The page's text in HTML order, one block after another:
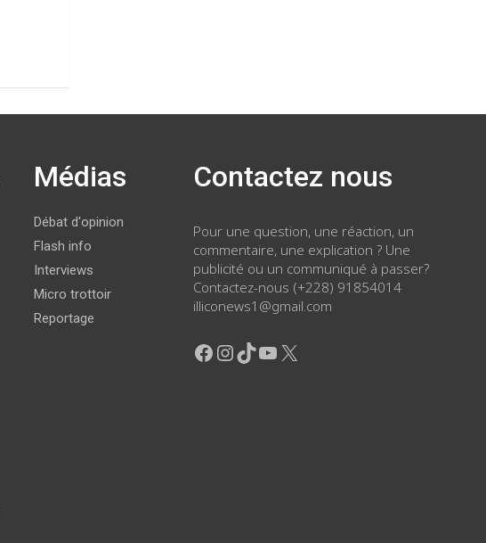
Médias
Débat d'opinion
Flash info
Interviews
Micro trottoir
Reportage
Contactez nous
Pour une question, une réaction, un
commentaire, une explication ? Une
publicité ou un communiqué à passer?
Contactez-nous (+228) 91854014
illiconews1@gmail.com
Facebook
Instagram
TikTok
YouTube
X